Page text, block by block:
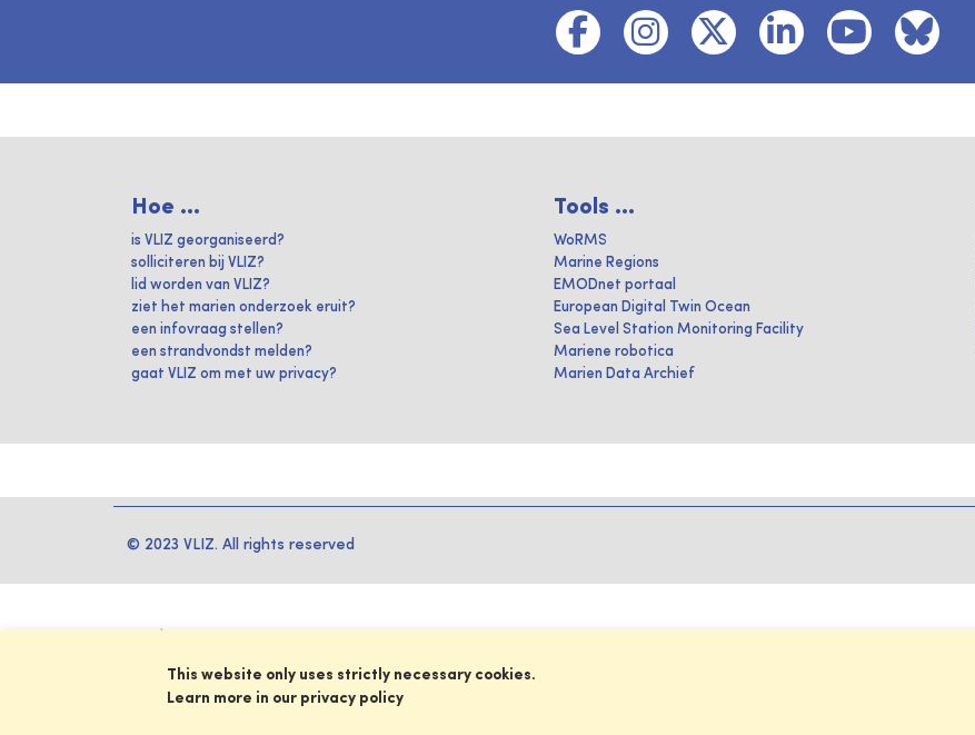
Hoe ...
is VLIZ georganiseerd?
solliciteren bij VLIZ?
lid worden van VLIZ?
ziet het marien onderzoek eruit?
een infovraag stellen?
een strandvondst melden?
gaat VLIZ om met uw privacy?
Tools ...
WoRMS
Marine Regions
EMODnet portaal
European Digital Twin Ocean
Sea Level Station Monitoring Facility
Mariene robotica
Marien Data Archief
© 2023 VLIZ. All rights reserved
This website only uses strictly necessary cookies.
Learn more in our privacy policy